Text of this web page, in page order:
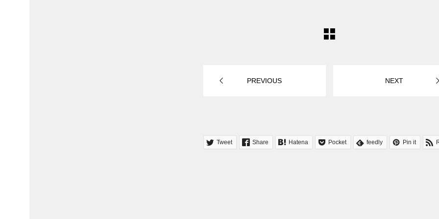
PREVIOUS NEXT
Tweet Share Hatena Pocket feedly Pin it